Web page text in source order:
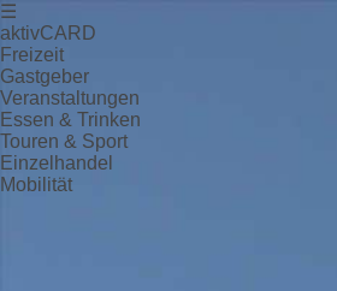
☰
aktivCARD
Freizeit
Gastgeber
Veranstaltungen
Essen & Trinken
Touren & Sport
Einzelhandel
Mobilität